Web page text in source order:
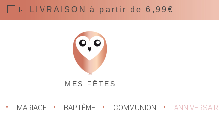
🇫🇷 LIVRAISON à partir de 6,99€
MES FÊTES
MARIAGE BAPTÊME COMMUNION